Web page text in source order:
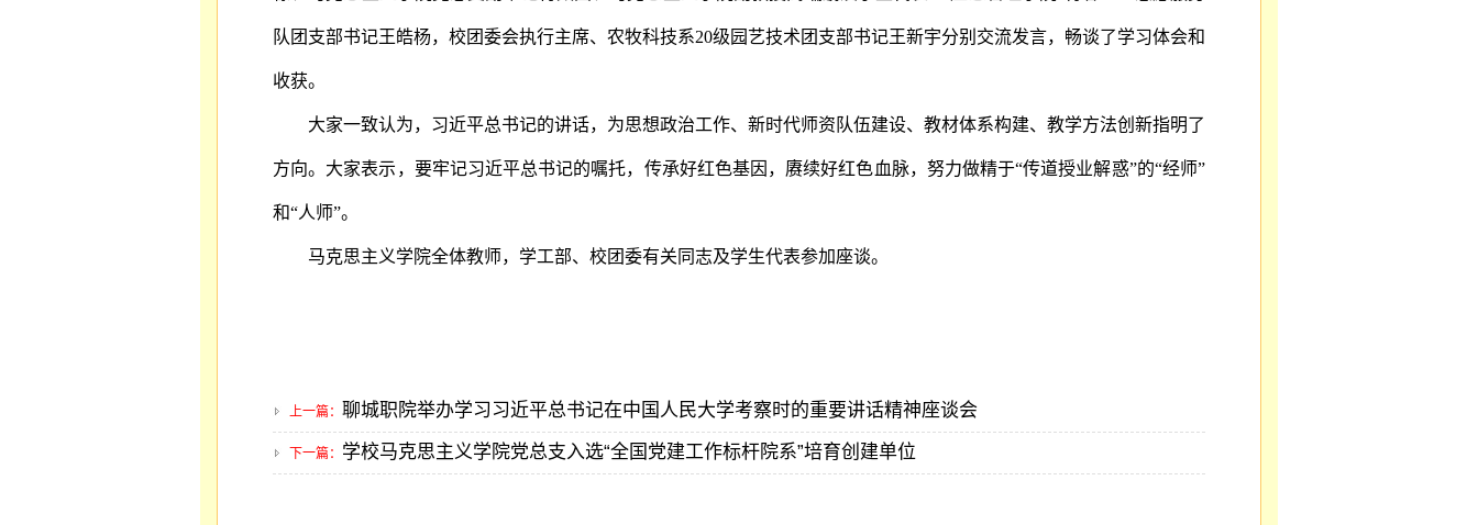
队团支部书记王皓杨，校团委会执行主席、农牧科技系20级园艺技术团支部书记王新宇分别交流发言，畅谈了学习体会和
收获。
大家一致认为，习近平总书记的讲话，为思想政治工作、新时代师资队伍建设、教材体系构建、教学方法创新指明了
方向。大家表示，要牢记习近平总书记的嘱托，传承好红色基因，赓续好红色血脉，努力做精于“传道授业解惑”的“经师”
和“人师”。
马克思主义学院全体教师，学工部、校团委有关同志及学生代表参加座谈。
上一篇： 聊城职院举办学习习近平总书记在中国人民大学考察时的重要讲话精神座谈会
下一篇： 学校马克思主义学院党总支入选“全国党建工作标杆院系”培育创建单位